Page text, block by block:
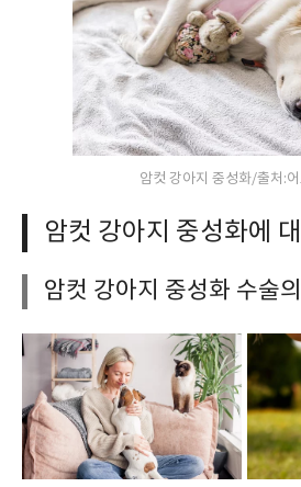
암컷 강아지 중성화/출처:
암컷 강아지 중성화에
암컷 강아지 중성화 수술